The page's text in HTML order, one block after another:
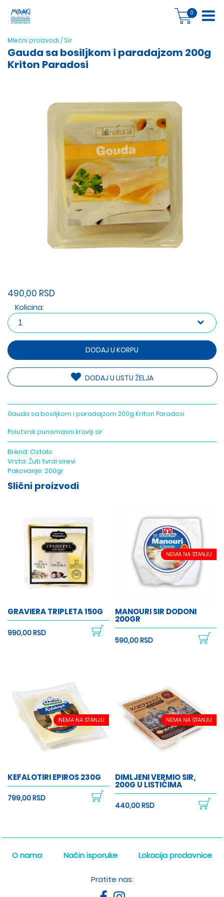
0
Mlečni proizvodi /Sir
Gauda sa bosiljkom i paradajzom 200g
Kriton Paradosi
490,00 RSD
Kolicina:
DODAJ U KORPU
DODAJ U LISTU ŽELJA
Gauda sa bosiljkom i paradajzom 200g Kriton Paradosi
Polutvrdi punomasni kravlji sir
Brend:Ostalo
Vrsta: Žuti tvrdi sirevi
Pakovanje:200gr
Slični proizvodi
GRAVIERA TRIPLETA 150G
990,00 RSD
NEMA NA STANJU
MANOURI SIR DODONI
200GR
590,00 RSD
NEMA NA STANJU
KEFALOTIRI EPIROS 230G
799,00 RSD
NEMA NA STANJU
DIMLJENI VERMIO SIR,
200G U LISTIĆIMA
440,00 RSD
O nama Način isporuke Lokacija prodavnice
Pratite nas: